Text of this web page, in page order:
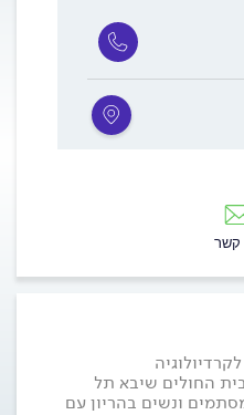
קשר
החולים שיבא תל
ונשים בהריון עם